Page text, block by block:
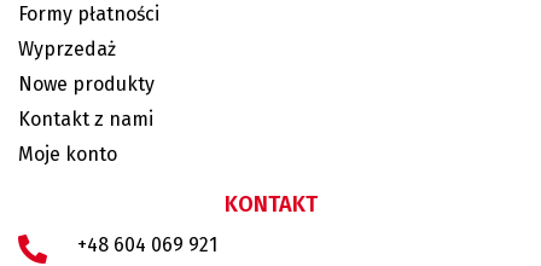
Formy płatności
Wyprzedaż
Nowe produkty
Kontakt z nami
Moje konto
KONTAKT
+48 604 069 921